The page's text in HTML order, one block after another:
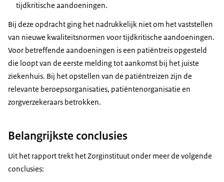
tijdkritische aandoeningen.
Bij deze opdracht ging het nadrukkelijk niet om het vaststellen
van nieuwe kwaliteitsnormen voor tijdkritische aandoeningen.
Voor betreffende aandoeningen is een patiëntreis opgesteld
die loopt van de eerste melding tot aankomst bij het juiste
ziekenhuis. Bij het opstellen van de patiëntreizen zijn de
relevante beroepsorganisaties, patiëntenorganisatie en
zorgverzekeraars betrokken.
Belangrijkste conclusies
Uit het rapport trekt het Zorginstituut onder meer de volgende
conclusies: